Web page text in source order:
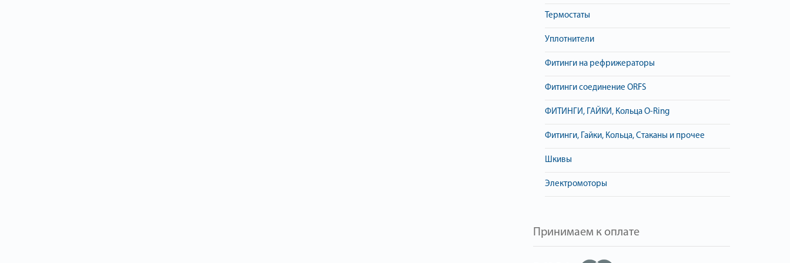
Термостаты
Уплотнители
Фитинги на рефрижераторы
Фитинги соединение ORFS
ФИТИНГИ, ГАЙКИ, Кольца O-Ring
Фитинги, Гайки, Кольца, Стаканы и прочее
Шкивы
Электромоторы
Принимаем к оплате